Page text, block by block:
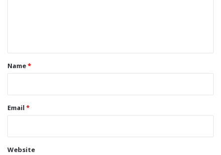
*Name*
Email *
Website